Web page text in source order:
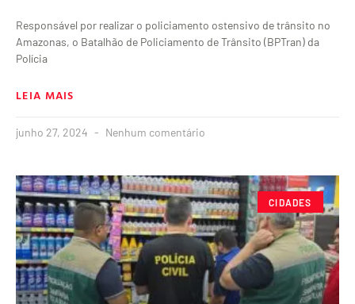
Responsável por realizar o policiamento ostensivo de trânsito no
Amazonas, o Batalhão de Policiamento de Trânsito (BPTran) da
Polícia
LEIA MAIS
junho 27, 2024 Nenhum comentário
CIDADES